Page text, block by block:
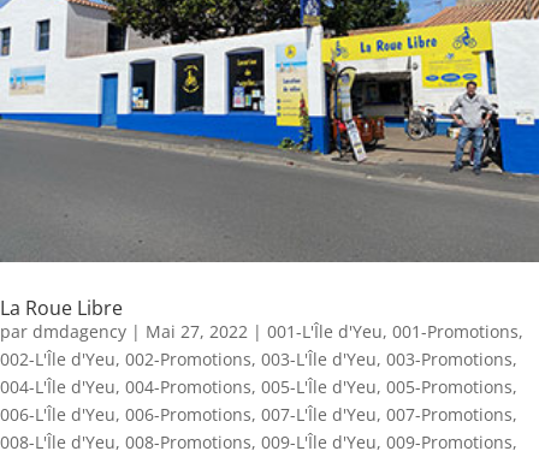
La Roue Libre
par dmdagency | Mai 27, 2022 | 001-L'Île d'Yeu, 001-Promotions,
002-L'Île d'Yeu, 002-Promotions, 003-L'Île d'Yeu, 003-Promotions,
004-L'Île d'Yeu, 004-Promotions, 005-L'Île d'Yeu, 005-Promotions,
006-L'Île d'Yeu, 006-Promotions, 007-L'Île d'Yeu, 007-Promotions,
008-L'Île d'Yeu, 008-Promotions, 009-L'Île d'Yeu, 009-Promotions,